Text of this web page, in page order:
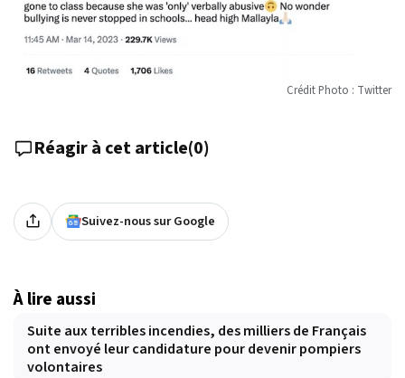
Crédit Photo : Twitter
Réagir à cet article(0)
Suivez-nous sur Google
À lire aussi
Suite aux terribles incendies, des milliers de Français
ont envoyé leur candidature pour devenir pompiers
volontaires